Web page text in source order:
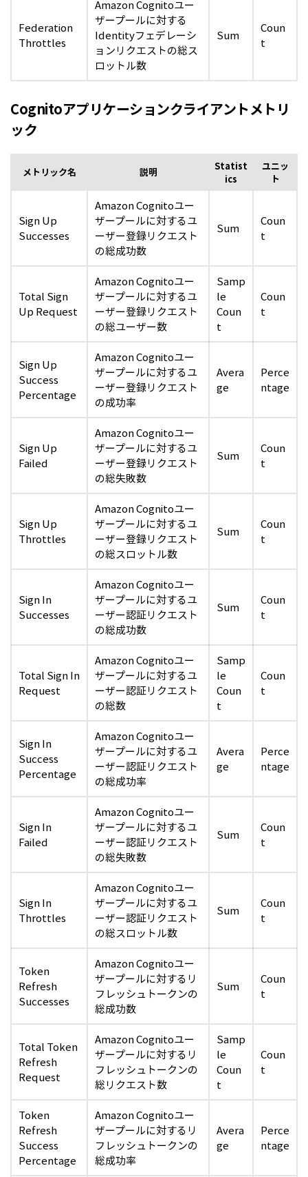
Federation
Throttles
Amazon Cognitoユー
ザープールに対する
Identityフェデレーシ
ョンリクエストの総ス
ロットル数
Sum
Coun
t
Cognitoアプリケーションクライアントメトリ
ック
メトリック名 説明
Statist
ics
ユニッ
ト
Sign Up
Successes
Amazon Cognitoユー
ザープールに対するユ
ーザー登録リクエスト
の総成功数
Sum
Coun
t
Total Sign
Up Request
Amazon Cognitoユー
ザープールに対するユ
ーザー登録リクエスト
の総ユーザー数
Samp
le
Coun
t
Coun
t
Sign Up
Success
Percentage
Amazon Cognitoユー
ザープールに対するユ
ーザー登録リクエスト
の成功率
Avera
ge
Perce
ntage
Sign Up
Failed
Amazon Cognitoユー
ザープールに対するユ
ーザー登録リクエスト
の総失敗数
Sum
Coun
t
Sign Up
Throttles
Amazon Cognitoユー
ザープールに対するユ
ーザー登録リクエスト
の総スロットル数
Sum
Coun
t
Sign In
Successes
Amazon Cognitoユー
ザープールに対するユ
ーザー認証リクエスト
の総成功数
Sum
Coun
t
Total Sign In
Request
Amazon Cognitoユー
ザープールに対するユ
ーザー認証リクエスト
の総数
Samp
le
Coun
t
Coun
t
Sign In
Success
Percentage
Amazon Cognitoユー
ザープールに対するユ
ーザー認証リクエスト
の総成功率
Avera
ge
Perce
ntage
Sign In
Failed
Amazon Cognitoユー
ザープールに対するユ
ーザー認証リクエスト
の総失敗数
Sum
Coun
t
Sign In
Throttles
Amazon Cognitoユー
ザープールに対するユ
ーザー認証リクエスト
の総スロットル数
Sum
Coun
t
Token
Refresh
Successes
Amazon Cognitoユー
ザープールに対するリ
フレッシュトークンの
総成功数
Sum
Coun
t
Total Token
Refresh
Request
Amazon Cognitoユー
ザープールに対するリ
フレッシュトークンの
総リクエスト数
Samp
le
Coun
t
Coun
t
Token
Refresh
Success
Percentage
Amazon Cognitoユー
ザープールに対するリ
フレッシュトークンの
総成功率
Avera
ge
Perce
ntage